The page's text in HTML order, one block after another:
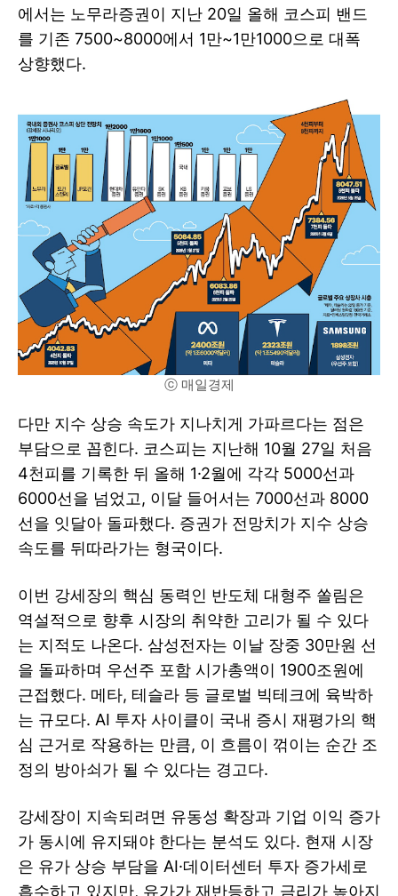
에서는 노무라증권이 지난 20일 올해 코스피 밴드
를 기존 7500~8000에서 1만~1만1000으로 대폭
상향했다.
ⓒ 매일경제
다만 지수 상승 속도가 지나치게 가파르다는 점은
부담으로 꼽힌다. 코스피는 지난해 10월 27일 처음
4천피를 기록한 뒤 올해 1·2월에 각각 5000선과
6000선을 넘었고, 이달 들어서는 7000선과 8000
선을 잇달아 돌파했다. 증권가 전망치가 지수 상승
속도를 뒤따라가는 형국이다.
이번 강세장의 핵심 동력인 반도체 대형주 쏠림은
역설적으로 향후 시장의 취약한 고리가 될 수 있다
는 지적도 나온다. 삼성전자는 이날 장중 30만원 선
을 돌파하며 우선주 포함 시가총액이 1900조원에
근접했다. 메타, 테슬라 등 글로벌 빅테크에 육박하
는 규모다. AI 투자 사이클이 국내 증시 재평가의 핵
심 근거로 작용하는 만큼, 이 흐름이 꺾이는 순간 조
정의 방아쇠가 될 수 있다는 경고다.
강세장이 지속되려면 유동성 확장과 기업 이익 증가
가 동시에 유지돼야 한다는 분석도 있다. 현재 시장
은 유가 상승 부담을 AI·데이터센터 투자 증가세로
흡수하고 있지만, 유가가 재반등하고 금리가 높아지